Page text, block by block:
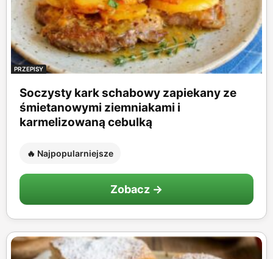
PRZEPISY
Soczysty kark schabowy zapiekany ze
śmietanowymi ziemniakami i
karmelizowaną cebulką
🔥 Najpopularniejsze
Zobacz →